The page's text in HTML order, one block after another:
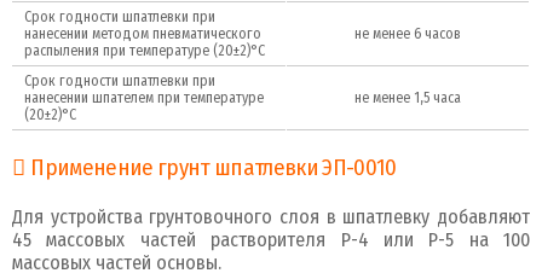
Срок годности шпатлевки при
нанесении методом пневматического
распыления при температуре (20±2)°С
не менее 6 часов
Срок годности шпатлевки при
нанесении шпателем при температуре
(20±2)°С
не менее 1,5 часа
Применение грунт шпатлевки ЭП-0010
Для устройства грунтовочного слоя в шпатлевку добавляют
45 массовых частей растворителя Р-4 или Р-5 на 100
массовых частей основы.